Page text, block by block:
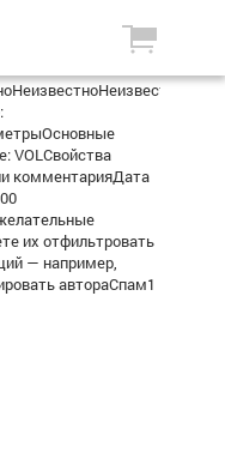
VOLСвойства
комментарияДата
их отфильтровать
— например,
автораСпам1